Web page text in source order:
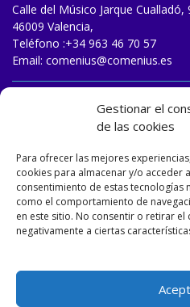
Gestionar el
de las cookies
Para ofrecer las mejores
cookies para almacenar y/o acceder
consentimiento de estas
como el comportamiento de
en este sitio. No consentir o retirar
negativamente a ciertas
Calle del Músico Jarque Cualladó,
46009 Valencia,
Teléfono :+34 963 46 70 57
Email: comenius@comenius.es